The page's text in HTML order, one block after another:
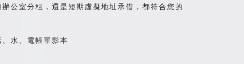
公室分租，還是短期虛擬地址承借，都符合您的
水、電帳單影本